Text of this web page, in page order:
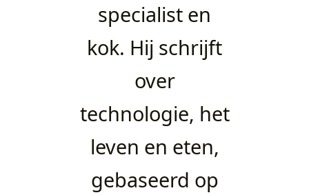
specialist en
kok. Hij schrijft
over
technologie, het
leven en eten,
gebaseerd op